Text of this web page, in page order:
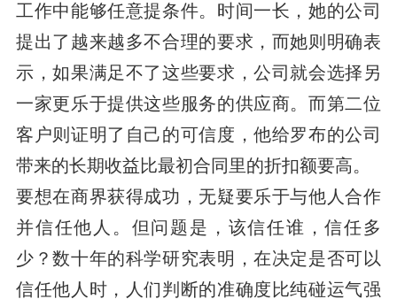
工作中能够任意提条件。时间一长，她的公司
提出了越来越多不合理的要求，而她则明确表
示，如果满足不了这些要求，公司就会选择另
一家更乐于提供这些服务的供应商。而第二位
客户则证明了自己的可信度，他给罗布的公司
带来的长期收益比最初合同里的折扣额要高。
要想在商界获得成功，无疑要乐于与他人合作
并信任他人。但问题是，该信任谁，信任多
少？数十年的科学研究表明，在决定是否可以
信任他人时，人们判断的准确度比纯碰运气强